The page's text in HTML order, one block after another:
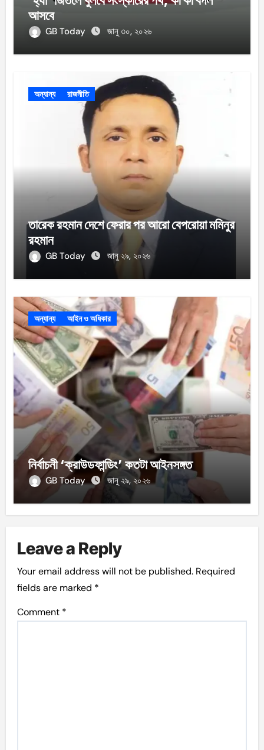
আসবে
GB Today জানু ৩০, ২০২৬
অন্যান্য রাজনীতি
তারেক রহমান দেশে ফেরার পর আরো বেপরোয়া মমিনুর
রহমান
GB Today জানু ২৯, ২০২৬
অন্যান্য আইন ও অধিকার
নির্বাচনী ‘ক্রাউডফান্ডিং’ কতটা আইনসঙ্গত
GB Today জানু ২৯, ২০২৬
Leave a Reply
Your email address will not be published. Required
fields are marked *
Comment *